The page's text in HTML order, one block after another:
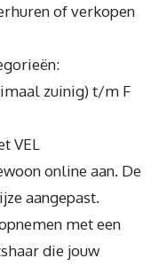
of verkopen
zuinig) t/m F
VEL
online aan. De
aangepast.
met een
die jouw